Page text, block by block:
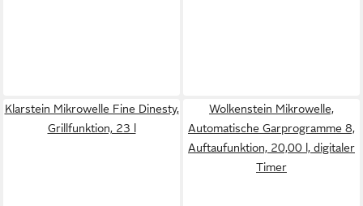
Klarstein Mikrowelle Fine Dinesty,
Grillfunktion, 23 l
Wolkenstein Mikrowelle,
Automatische Garprogramme 8,
Auftaufunktion, 20,00 l, digitaler
Timer